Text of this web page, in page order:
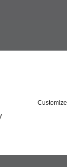
Customize